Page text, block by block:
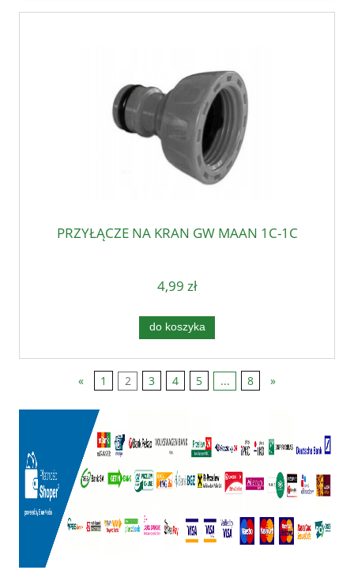
PRZYŁĄCZE NA KRAN GW MAAN 1C-1C
4,99 zł
do koszyka
« 1 2 3 4 5 ... 8 »